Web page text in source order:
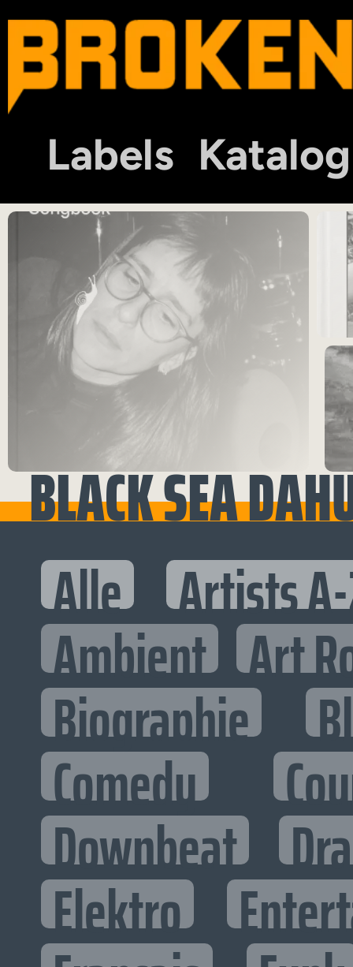
Labels Katalog
BLACK SEA
Alle Artists
Ambient Art
Biographie
Comedy
Downbeat
Elektro